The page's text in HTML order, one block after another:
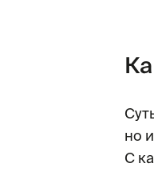
но
С